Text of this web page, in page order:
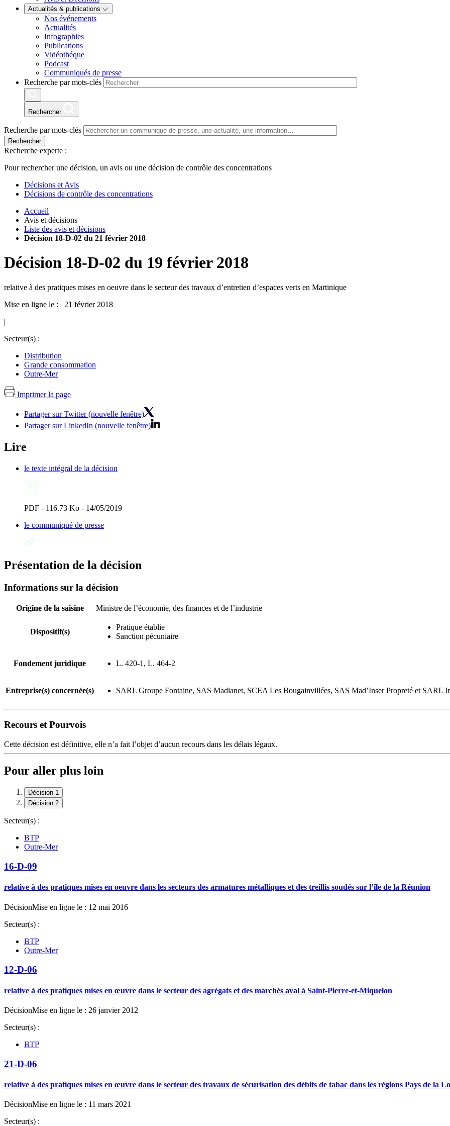
Actualités & publications
Nos événements
Actualités
Infographies
Publications
Vidéothéque
Podcast
Communiqués de presse
Recherche par mots-clés
Rechercher
Recherche par mots-clés
Rechercher
Recherche experte :
Pour rechercher une décision, un avis ou une décision de contrôle des concentrations
Décisions et Avis
Décisions de contrôle des concentrations
Accueil
Avis et décisions
Liste des avis et décisions
Décision 18-D-02 du 21 février 2018
Décision 18-D-02 du 19 février 2018
relative à des pratiques mises en oeuvre dans le secteur des travaux d’entretien d’espaces verts en Martinique
Mise en ligne le : 21 février 2018
|
Secteur(s) :
Distribution
Grande consommation
Outre-Mer
Imprimer la page
Partager sur Twitter (nouvelle fenêtre)
Partager sur LinkedIn (nouvelle fenêtre)
Lire
le texte intégral de la décision
PDF - 116.73 Ko - 14/05/2019
le communiqué de presse
Présentation de la décision
Informations sur la décision
Origine de la saisine Ministre de l’économie, des finances et de l’industrie
Dispositif(s)
Pratique établie
Sanction pécuniaire
Fondement juridique L. 420-1, L. 464-2
Entreprise(s) concernée(s) SARL Groupe Fontaine, SAS Madianet, SCEA Les Bougainvillées, SAS Mad’Inser Propreté et SARL
Recours et Pourvois
Cette décision est définitive, elle n’a fait l’objet d’aucun recours dans les délais légaux.
Pour aller plus loin
Décision 1
Décision 2
Secteur(s) :
BTP
Outre-Mer
16-D-09
relative à des pratiques mises en oeuvre dans les secteurs des armatures métalliques et des treillis soudés sur l’île de la Réunion
DécisionMise en ligne le : 12 mai 2016
Secteur(s) :
BTP
Outre-Mer
12-D-06
relative à des pratiques mises en œuvre dans le secteur des agrégats et des marchés aval à Saint-Pierre-et-Miquelon
DécisionMise en ligne le : 26 janvier 2012
Secteur(s) :
BTP
21-D-06
relative à des pratiques mises en œuvre dans le secteur des travaux de sécurisation des débits de tabac dans les régions Pays de la
DécisionMise en ligne le : 11 mars 2021
Secteur(s) :